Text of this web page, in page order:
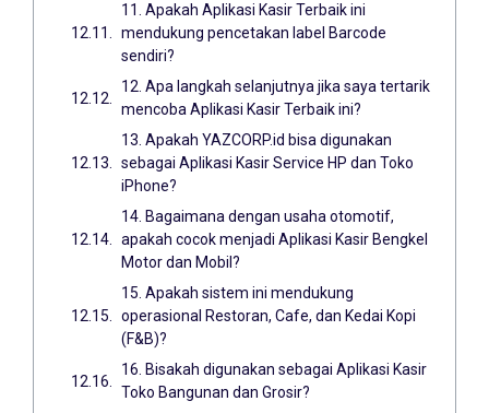
11. Apakah Aplikasi Kasir Terbaik ini
mendukung pencetakan label Barcode
sendiri?
12. Apa langkah selanjutnya jika saya tertarik
mencoba Aplikasi Kasir Terbaik ini?
13. Apakah YAZCORP.id bisa digunakan
sebagai Aplikasi Kasir Service HP dan Toko
iPhone?
14. Bagaimana dengan usaha otomotif,
apakah cocok menjadi Aplikasi Kasir Bengkel
Motor dan Mobil?
15. Apakah sistem ini mendukung
operasional Restoran, Cafe, dan Kedai Kopi
(F&B)?
16. Bisakah digunakan sebagai Aplikasi Kasir
Toko Bangunan dan Grosir?